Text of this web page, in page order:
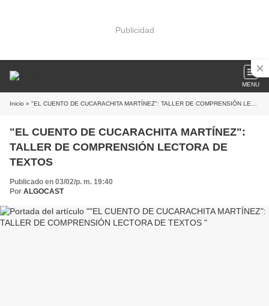
Publicidad
MENU
Inicio » "EL CUENTO DE CUCARACHITA MARTÍNEZ": TALLER DE COMPRENSIÓN LECTORA DE TEXTOS
"EL CUENTO DE CUCARACHITA MARTÍNEZ":
TALLER DE COMPRENSIÓN LECTORA DE
TEXTOS
Publicado en 03/02/p. m. 19:40
Por ALGOCAST